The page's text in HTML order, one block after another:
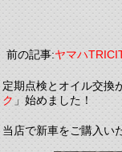
前の記事:ヤマハ
定期点検とオイル交換
ク」始めました！
当店で新車をご購入い